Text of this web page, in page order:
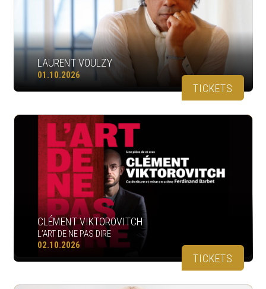
LAURENT VOULZY
01.10.2026
TICKETS
CLÉMENT VIKTOROVITCH
L’ART DE NE PAS DIRE
02.10.2026
TICKETS